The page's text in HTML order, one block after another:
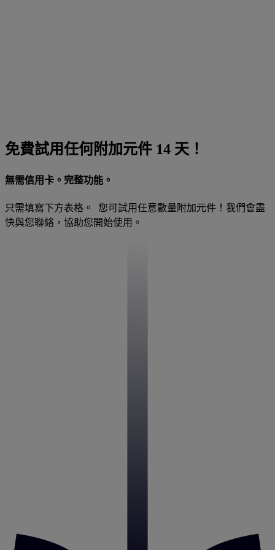
免費試用任何附加元件 14 天！
無需信用卡。完整功能。
只需填寫下方表格。 您可試用任意數量附加元件！我們會盡
快與您聯絡，協助您開始使用。